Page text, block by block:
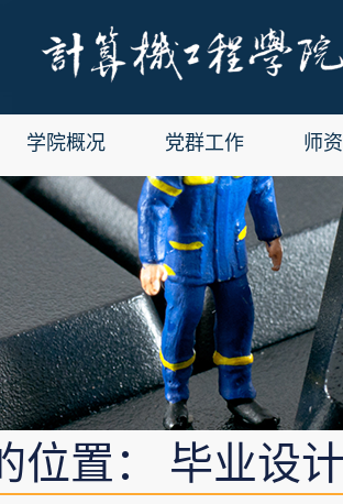
学院概况 党群工作 师
位置： 毕业设